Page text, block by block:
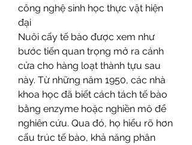
công nghệ sinh học thực vật hiện
đại
Nuôi cấy tế bào được xem như
bước tiến quan trọng mở ra cánh
cửa cho hàng loạt thành tựu sau
này. Từ những năm 1950, các nhà
khoa học đã biết cách tách tế bào
bằng enzyme hoặc nghiền mô để
nghiên cứu. Qua đó, họ hiểu rõ hơn
cấu trúc tế bào, khả năng phân